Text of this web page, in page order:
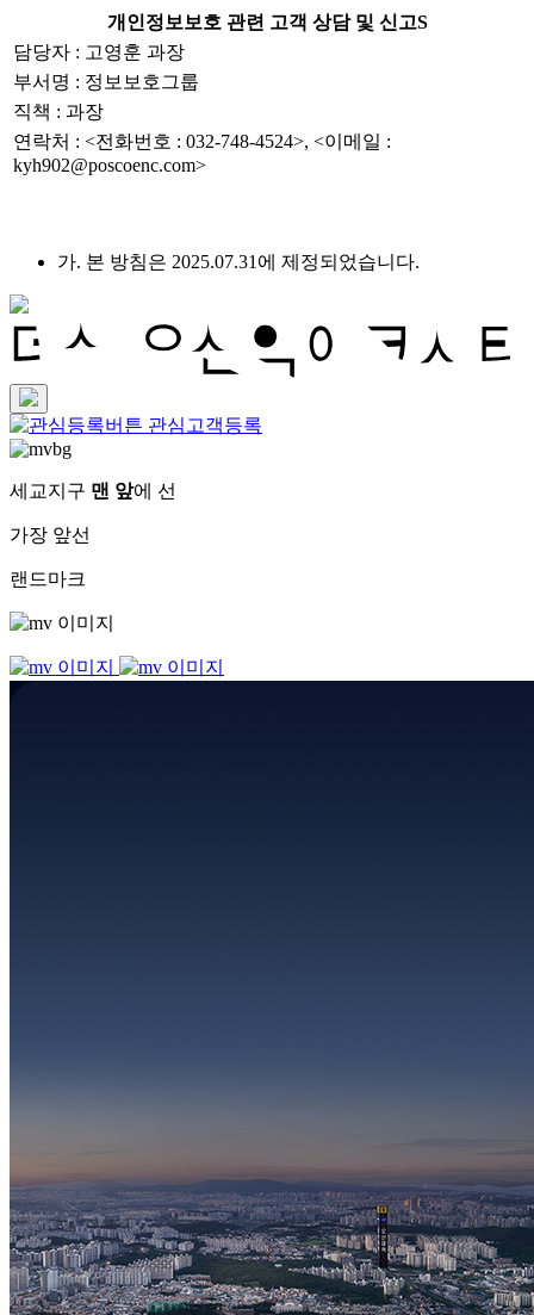
개인정보보호 관련 고객 상담 및 신고S
담당자 : 고영훈 과장
부서명 : 정보보호그룹
직책 : 과장
연락처 : <전화번호 : 032-748-4524>, <이메일 :
kyh902@poscoenc.com>
가. 본 방침은 2025.07.31에 제정되었습니다.
관심고객등록
세교지구 맨 앞에 선
가장 앞선
랜드마크